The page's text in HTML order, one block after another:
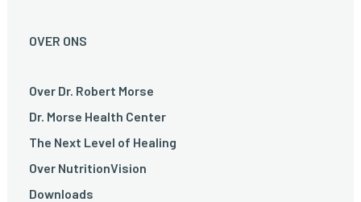
OVER ONS
Over Dr. Robert Morse
Dr. Morse Health Center
The Next Level of Healing
Over NutritionVision
Downloads